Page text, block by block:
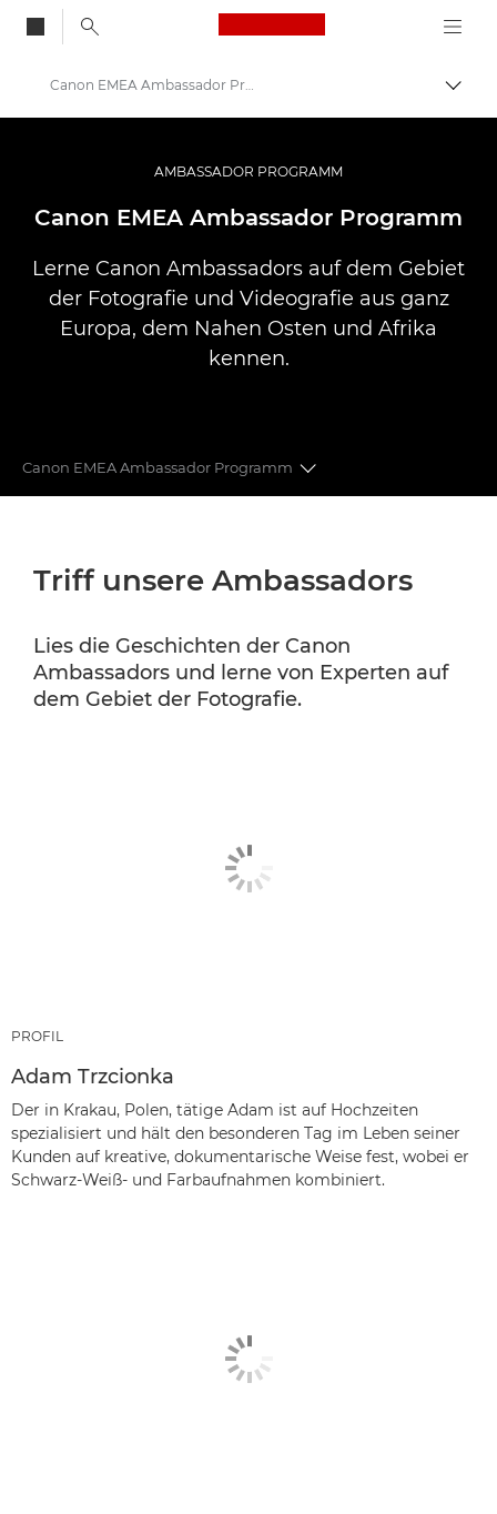
Canon Logo, back
Auf
Pro Foto & Video
Canon EMEA Ambassador Programm
AMBASSADOR PROGRAMM
Canon EMEA Ambassador Programm
Lerne Canon Ambassadors auf dem Gebiet
der Fotografie und Videografie aus ganz
Europa, dem Nahen Osten und Afrika
kennen.
Canon EMEA Ambassador Programm
CANON PROFESSIONAL SERVICES
Triff unsere Ambassadors
Lies die Geschichten der Canon
Ambassadors und lerne von Experten auf
dem Gebiet der Fotografie.
PROFIL
Adam Trzcionka
Der in Krakau, Polen, tätige Adam ist auf Hochzeiten
spezialisiert und hält den besonderen Tag im Leben seiner
Kunden auf kreative, dokumentarische Weise fest, wobei er
Schwarz-Weiß- und Farbaufnahmen kombiniert.